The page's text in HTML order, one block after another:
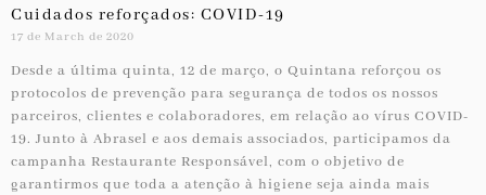
Cuidados reforçados: COVID-19
17 de March de 2020
Desde a última quinta, 12 de março, o Quintana reforçou os
protocolos de prevenção para segurança de todos os nossos
parceiros, clientes e colaboradores, em relação ao vírus COVID-
19. Junto à Abrasel e aos demais associados, participamos da
campanha Restaurante Responsável, com o objetivo de
garantirmos que toda a atenção à higiene seja ainda mais